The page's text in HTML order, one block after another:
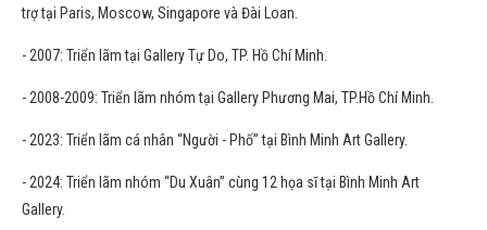
trợ tại Paris, Moscow, Singapore và Đài Loan.
- 2007: Triển lãm tại Gallery Tự Do, TP. Hồ Chí Minh.
- 2008-2009: Triển lãm nhóm tại Gallery Phương Mai, TP.Hồ Chí Minh.
- 2023: Triển lãm cá nhân “Người - Phố” tại Bình Minh Art Gallery.
- 2024: Triển lãm nhóm “Du Xuân” cùng 12 họa sĩ tại Bình Minh Art
Gallery.